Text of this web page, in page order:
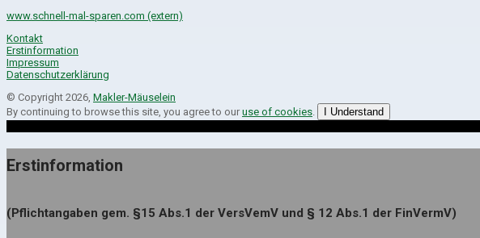
www.schnell-mal-sparen.com (extern)
Kontakt
Erstinformation
Impressum
Datenschutzerklärung
© Copyright 2026, Makler-Mäuselein
By continuing to browse this site, you agree to our use of cookies I Understand
Erstinformation
(Pflichtangaben gem. §15 Abs.1 der VersVemV und § 12 Abs.1 der FinVermV)